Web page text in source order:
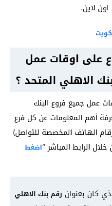
لاين.
على اوقات عمل
الاهلي المتحد ؟
عمل جميع فروع البنك
أهم المعلومات عن كل فرع
الهاتف المخصصة للتواصل)
الرابط المباشر “اضغط
كان بعنوان رقم بنك الاهلي